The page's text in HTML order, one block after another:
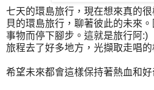
七天的環島旅行，現在想來真的
貝的環島旅行，聊著彼此的未來
事物而停下腳步。這就是旅行阿:)
旅程去了好多地方，光擷取走唱
希望未來都會這樣保持著熱血和好